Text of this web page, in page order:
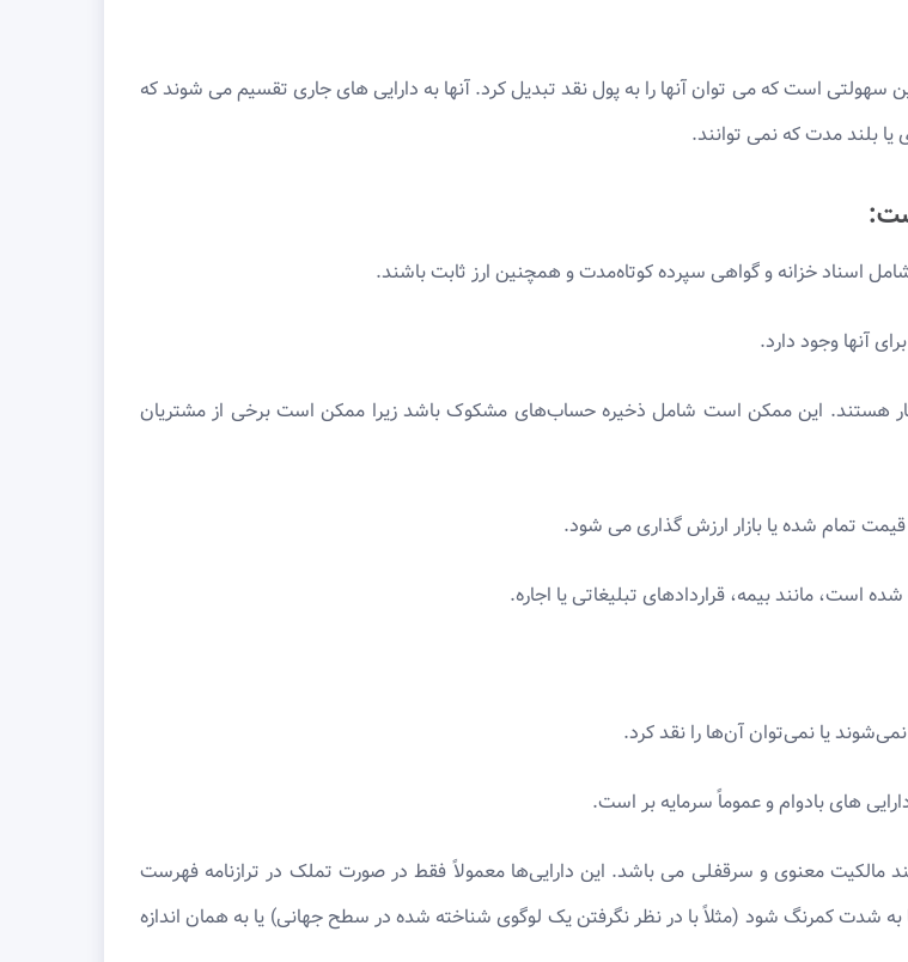
است که می توان آنها را به پول نقد تبدیل کرد. آنها به دارایی های جاری تقسیم می شوند که
بلند مدت که نمی توانند.
اسناد خزانه و گواهی سپرده کوتاه‌مدت و همچنین ارز ثابت باشند.
آنها وجود دارد.
هستند. این ممکن است شامل ذخیره حساب‌های مشکوک باشد زیرا ممکن است برخی از مشتریان
تمام شده یا بازار ارزش گذاری می شود.
مانند بیمه، قراردادهای تبلیغاتی یا اجاره.
یا نمی‌توان آن‌ها را نقد کرد.
های بادوام و عموماً سرمایه بر است.
مالکیت معنوی و سرقفلی می باشد. این دارایی‌ها معمولاً فقط در صورت تملک در ترازنامه فهرست
شدت کمرنگ شود (مثلاً با در نظر نگرفتن یک لوگوی شناخته شده در سطح جهانی) یا به همان اندازه